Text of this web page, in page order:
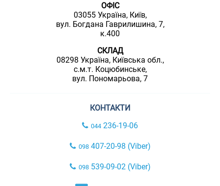
ОФІС
03055 Україна, Київ,
вул. Богдана Гаврилишина, 7,
к.400
СКЛАД
08298 Україна, Київська обл.,
с.м.т. Коцюбинське,
вул. Пономарьова, 7
КОНТАКТИ
044 236-19-06
098407-20-98 (Viber)
098539-09-02 (Viber)